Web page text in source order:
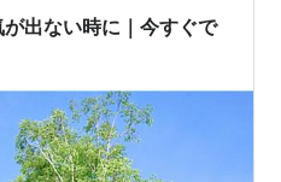
出ない時に｜今すぐで